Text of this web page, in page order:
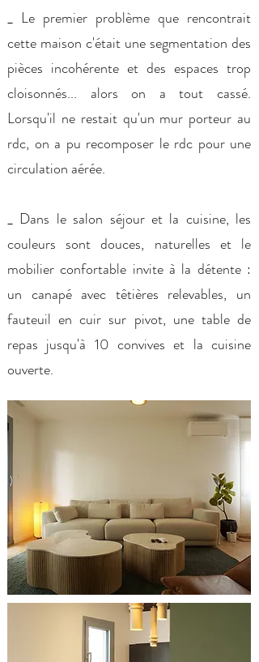
_ Le premier problème que rencontrait
cette maison c'était une segmentation des
pièces incohérente et des espaces trop
cloisonnés... alors on a tout cassé.
Lorsqu'il ne restait qu'un mur porteur au
rdc, on a pu recomposer le rdc pour une
circulation aérée.
_ Dans le salon séjour et la cuisine, les
couleurs sont douces, naturelles et le
mobilier confortable invite à la détente :
un canapé avec têtières relevables, un
fauteuil en cuir sur pivot, une table de
repas jusqu'à 10 convives et la cuisine
ouverte.